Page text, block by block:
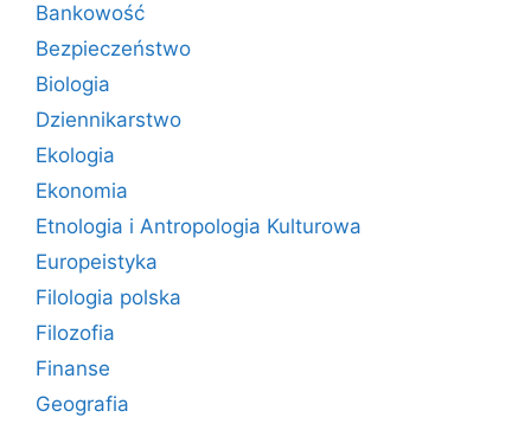
Bankowość
Bezpieczeństwo
Biologia
Dziennikarstwo
Ekologia
Ekonomia
Etnologia i Antropologia Kulturowa
Europeistyka
Filologia polska
Filozofia
Finanse
Geografia